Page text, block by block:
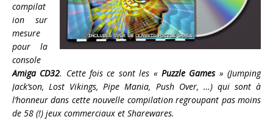
compilat
ion sur
mesure
pour la
console
Amiga CD32. Cette fois ce sont les « Puzzle Games» (Jumping
Jack’son, Lost Vikings, Pipe Mania, Push Over, …) qui sont à
l’honneur dans cette nouvelle compilation regroupant pas moins
de 58 (!) jeux commerciaux et Sharewares.